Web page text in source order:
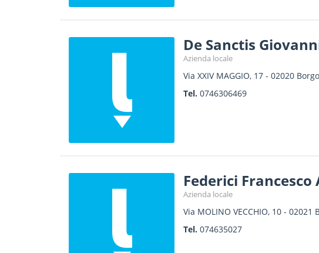
De Sanctis
Azienda locale
Via XXIV MAGGIO, 17- 02020
Tel. 0746306469
Federici Francesco
Azienda locale
Via MOLINO VECCHIO, 10- 02021
Tel. 074635027